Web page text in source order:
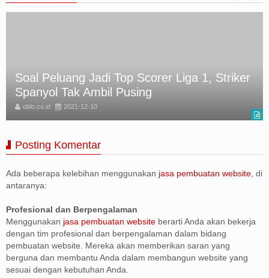
Soal Peluang Jadi Top Scorer Liga 1, Striker
Spanyol Tak Ambil Pusing
oblo.co.id 2021-12-10
Posting Komentar
Ada beberapa kelebihan menggunakan jasa pembuatan website , di
antaranya:
Profesional dan Berpengalaman
Menggunakan jasa pembuatan website berarti Anda akan bekerja
dengan tim profesional dan berpengalaman dalam bidang
pembuatan website. Mereka akan memberikan saran yang
berguna dan membantu Anda dalam membangun website yang
sesuai dengan kebutuhan Anda.